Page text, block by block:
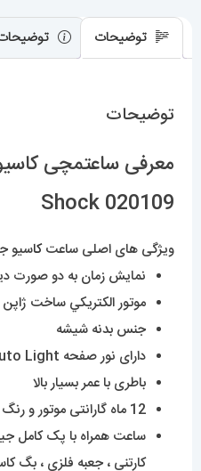
توضیحات
توضیحات
Shock 020109
ویژگی های اصلی ساعتکاسیو
نمایش زمان به دو صورت
موتور الکتريکي ساخت ژاپن
جنس بدنه شیشه
دارای نور صفحه Auto Light
باطری با عمر بسیار بالا
12 ماه گارانتی موتور و رنگ بدنه ساعت
ساعت همراه با پک کامل
کارتنی ، جعبه فلزی ، بگ